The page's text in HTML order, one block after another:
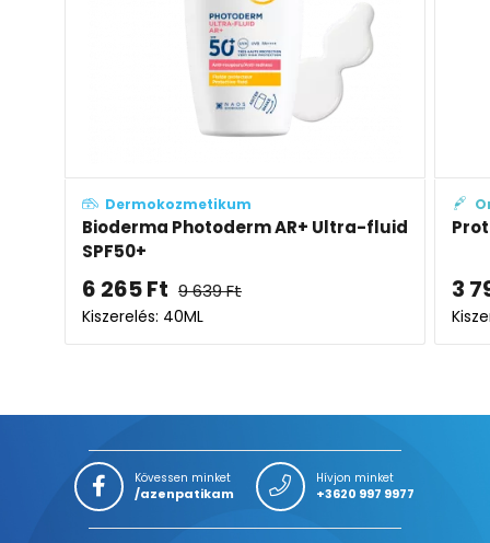
Dermokozmetikum
Bioderma Photoderm AR+ Ultra-fluid
SPF50+
6 265Ft 9 639Ft
Kiszerelés: 40ML
3
Kövessen minket
/azenpatikam
Hívjon minket
+3620 997 9977